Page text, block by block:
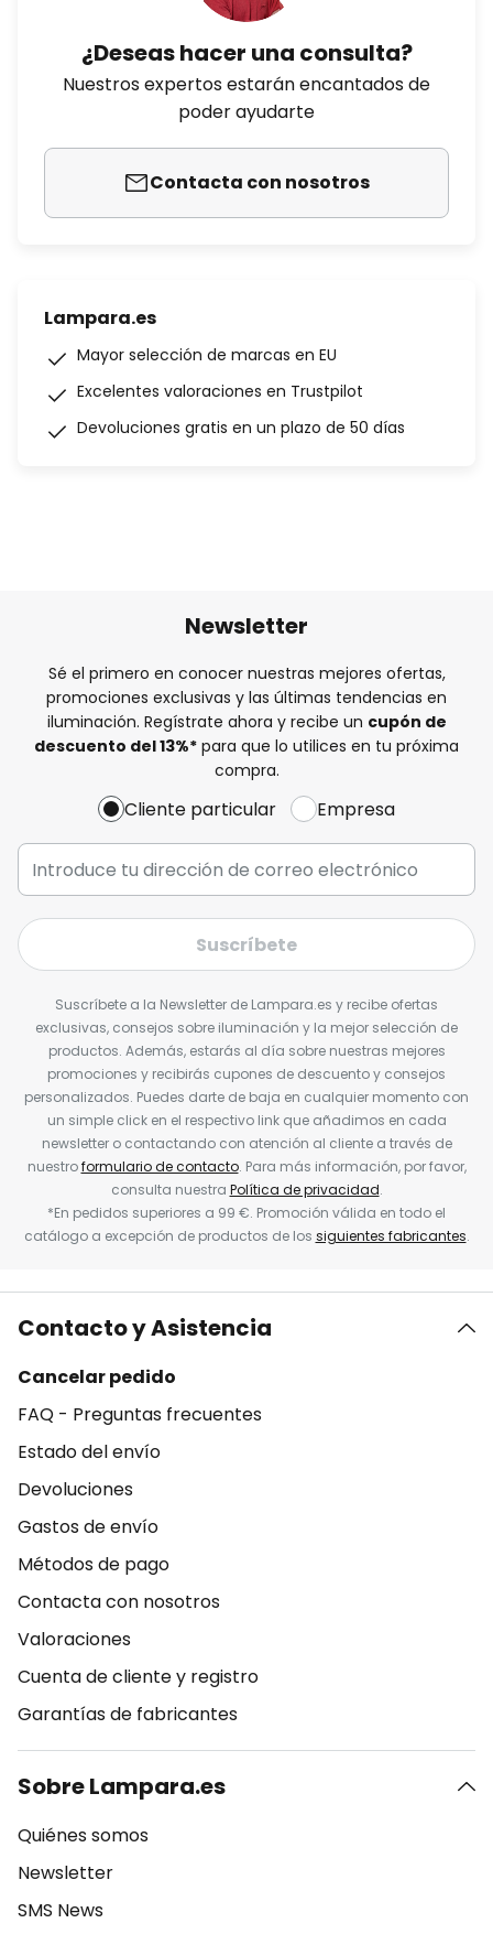
¿Deseas hacer una consulta?
Nuestros expertos estarán encantados de
poder ayudarte
Contacta con nosotros
Lampara.es
Mayor selección de marcas en EU
Excelentes valoraciones en Trustpilot
Devoluciones gratis en un plazo de 50 días
Newsletter
Sé el primero en conocer nuestras mejores ofertas,
promociones exclusivas y las últimas tendencias en
iluminación. Regístrate ahora y recibe un cupón de
descuento del13%* para que lo utilices en tu próxima
compra.
Cliente particular Empresa
Suscríbete
Suscríbete a la Newsletter de Lampara.es y recibe ofertas
exclusivas, consejos sobre iluminación y la mejor selección de
productos. Además, estarás al día sobre nuestras mejores
promociones y recibirás cupones de descuento y consejos
personalizados. Puedes darte de baja en cualquier momento con
un simple click en el respectivo link que añadimos en cada
newsletter o contactando con atención al cliente a través de
nuestroformulario de contacto. Para más información, por favor,
consulta nuestra Política de privacidad.
*En pedidos superiores a 99 €. Promoción válida en todo el
catálogo a excepción de productos de los siguientes fabricantes.
Contacto y Asistencia
Cancelar pedido
FAQ - Preguntas frecuentes
Estado del envío
Devoluciones
Gastos de envío
Métodos de pago
Contacta con nosotros
Valoraciones
Cuenta de cliente y registro
Garantías de fabricantes
Sobre Lampara.es
Quiénes somos
Newsletter
SMS News